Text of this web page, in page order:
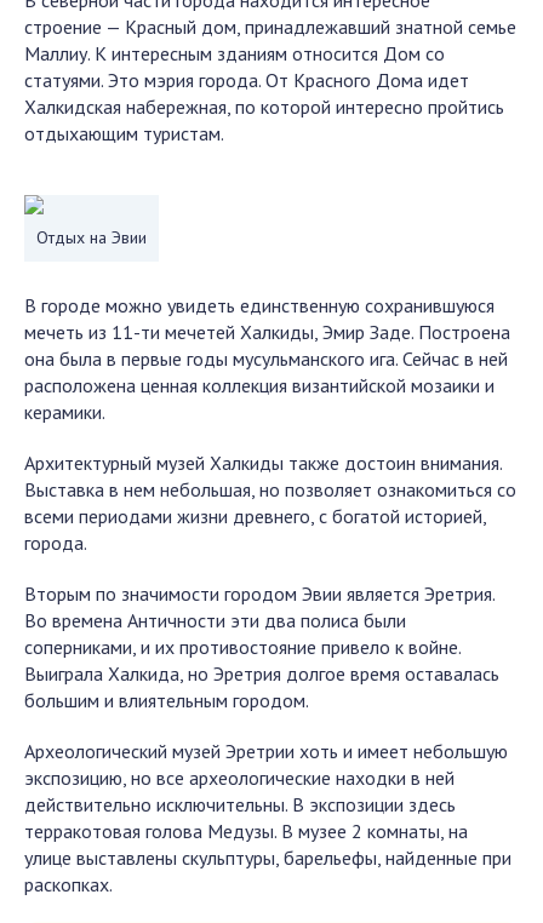
строение — Красный дом, принадлежавший знатной семье
Маллиу. К интересным зданиям относится Дом со
статуями. Это мэрия города. От Красного Дома идет
Халкидская набережная, по которой интересно пройтись
отдыхающим туристам.
Отдых на Эвии
В городе можно увидеть единственную сохранившуюся
мечеть из 11-ти мечетей Халкиды, Эмир Заде. Построена
она была в первые годы мусульманского ига. Сейчас в ней
расположена ценная коллекция византийской мозаики и
керамики.
Архитектурный музей Халкиды также достоин внимания.
Выставка в нем небольшая, но позволяет ознакомиться со
всеми периодами жизни древнего, с богатой историей,
города.
Вторым по значимости городом Эвии является Эретрия.
Во времена Античности эти два полиса были
соперниками, и их противостояние привело к войне.
Выиграла Халкида, но Эретрия долгое время оставалась
большим и влиятельным городом.
Археологический музей Эретрии хоть и имеет небольшую
экспозицию, но все археологические находки в ней
действительно исключительны. В экспозиции здесь
терракотовая голова Медузы. В музее 2 комнаты, на
улице выставлены скульптуры, барельефы, найденные при
раскопках.